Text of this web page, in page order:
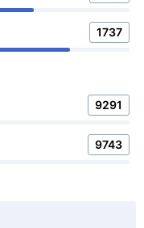
1737
9291
9743